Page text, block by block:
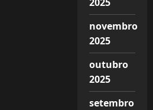
novembro
2025
outubro
2025
setembro